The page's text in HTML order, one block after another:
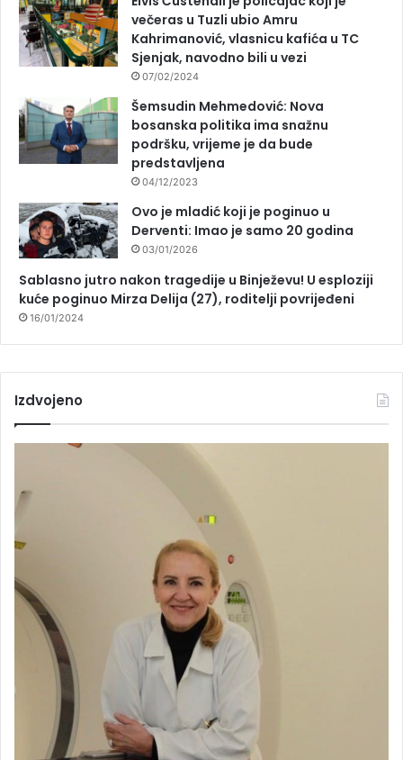
večeras u Tuzli ubio Amru
Kahrimanović, vlasnicu kafića u TC
Sjenjak, navodno bili u vezi
07/02/2024
Šemsudin Mehmedović: Nova
bosanska politika ima snažnu
podršku, vrijeme je da bude
predstavljena
04/12/2023
Ovo je mladić koji je poginuo u
Derventi: Imao je samo 20 godina
03/01/2026
Sablasno jutro nakon tragedije u Binježevu! U esploziji
kuće poginuo Mirza Delija (27), roditelji povrijeđeni
16/01/2024
Izdvojeno